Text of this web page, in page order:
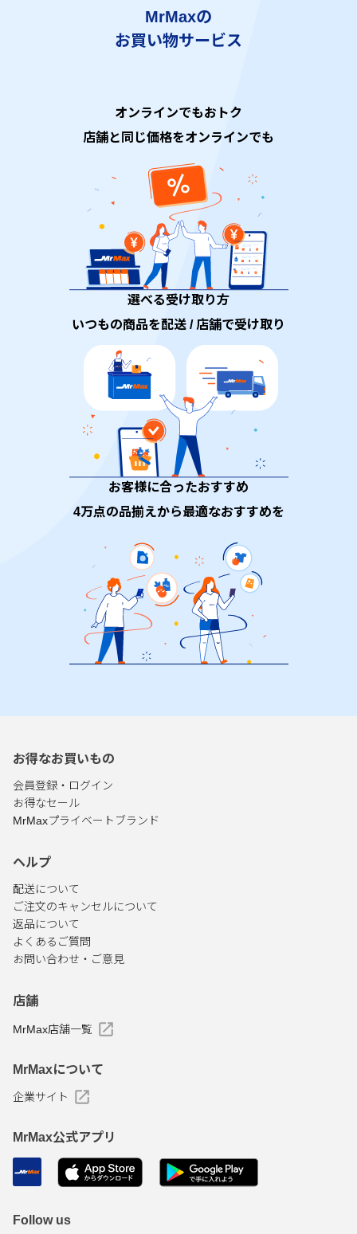
MrMaxの
お買い物サービス
オンラインでもおトク
店舗と同じ価格をオンラインでも
選べる受け取り方
いつもの商品を配送 / 店舗で受け取り
お客様に合ったおすすめ
4万点の品揃えから最適なおすすめを
お得なお買いもの
会員登録・ログイン
お得なセール
MrMaxプライベートブランド
ヘルプ
配送について
ご注文のキャンセルについて
返品について
よくあるご質問
お問い合わせ・ご意見
店舗
MrMax店舗一覧
MrMaxについて
企業サイト
MrMax公式アプリ
Follow us